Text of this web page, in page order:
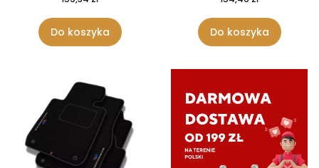
Do koszyka Do koszyka